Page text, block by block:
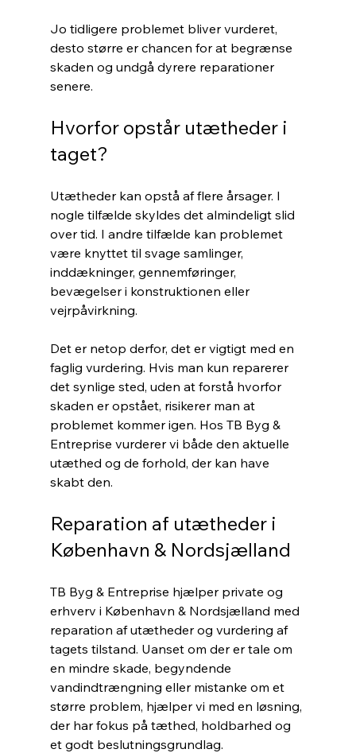
Jo tidligere problemet bliver vurderet,
desto større er chancen for at begrænse
skaden og undgå dyrere reparationer
senere.
Hvorfor opstår utætheder i
taget?
Utætheder kan opstå af flere årsager. I
nogle tilfælde skyldes det almindeligt slid
over tid. I andre tilfælde kan problemet
være knyttet til svage samlinger,
inddækninger, gennemføringer,
bevægelser i konstruktionen eller
vejrpåvirkning.
Det er netop derfor, det er vigtigt med en
faglig vurdering. Hvis man kun reparerer
det synlige sted, uden at forstå hvorfor
skaden er opstået, risikerer man at
problemet kommer igen. Hos TB Byg &
Entreprise vurderer vi både den aktuelle
utæthed og de forhold, der kan have
skabt den.
Reparation af utætheder i
København & Nordsjælland
TB Byg & Entreprise hjælper private og
erhverv i København & Nordsjælland med
reparation af utætheder og vurdering af
tagets tilstand. Uanset om der er tale om
en mindre skade, begyndende
vandindtrængning eller mistanke om et
større problem, hjælper vi med en løsning,
der har fokus på tæthed, holdbarhed og
et godt beslutningsgrundlag.